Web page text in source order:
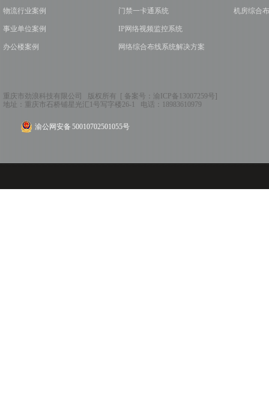
物流行业案例
事业单位案例
办公楼案例
门禁一卡通系统
IP网络视频监控系统
网络综合布线系统解决方案
机房综合
重庆市劲浪科技有限公司 版权所有 [ 备案号： 渝ICP备13007259号]
地址： 重庆市石桥铺星光汇1号写字楼26-1 电话： 18983610979
渝公网安备 50010702501055号